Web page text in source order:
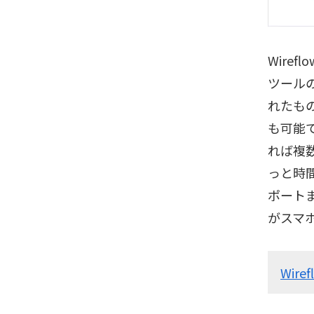
ツール
れたも
も可能
れば複
っと時
ポート
がスマ